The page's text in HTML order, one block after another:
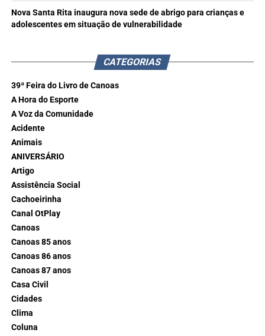
Nova Santa Rita inaugura nova sede de abrigo para crianças e
adolescentes em situação de vulnerabilidade
CATEGORIAS
39ª Feira do Livro de Canoas
A Hora do Esporte
A Voz da Comunidade
Acidente
Animais
ANIVERSÁRIO
Artigo
Assistência Social
Cachoeirinha
Canal OtPlay
Canoas
Canoas 85 anos
Canoas 86 anos
Canoas 87 anos
Casa Civil
Cidades
Clima
Coluna